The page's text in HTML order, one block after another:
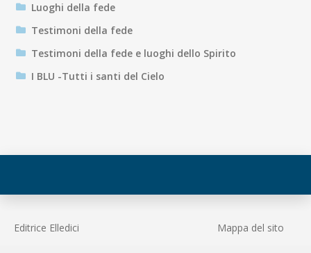
Luoghi della fede
Testimoni della fede
Testimoni della fede e luoghi dello Spirito
I BLU -Tutti i santi del Cielo
Editrice Elledici Mappa del sito